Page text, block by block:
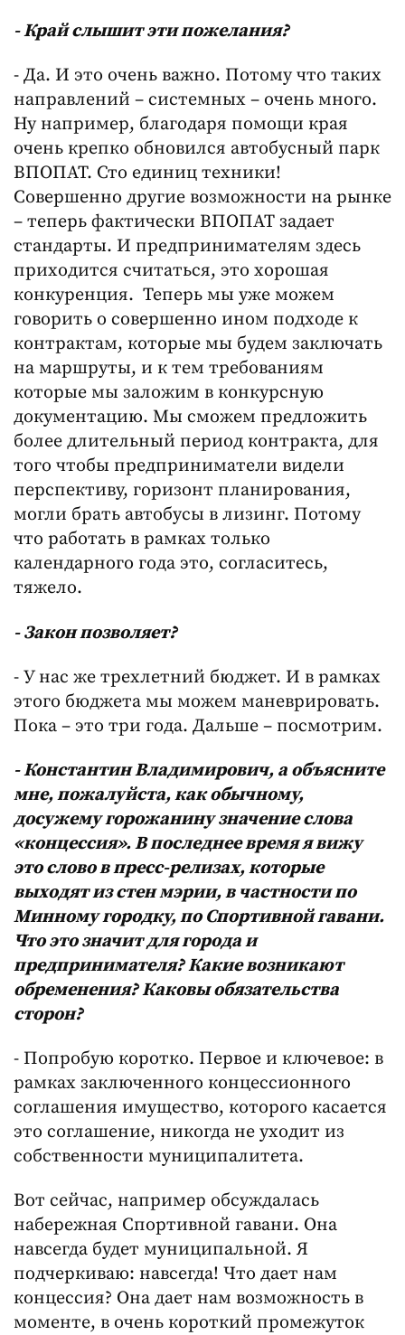
- Край слышит эти пожелания?
- Да. И это очень важно. Потому что таких
направлений – системных – очень много.
Ну например, благодаря помощи края
очень крепко обновился автобусный парк
ВПОПАТ. Сто единиц техники!
Совершенно другие возможности на рынке
– теперь фактически ВПОПАТ задает
стандарты. И предпринимателям здесь
приходится считаться, это хорошая
конкуренция. Теперь мы уже можем
говорить о совершенно ином подходе к
контрактам, которые мы будем заключать
на маршруты, и к тем требованиям
которые мы заложим в конкурсную
документацию. Мы сможем предложить
более длительный период контракта, для
того чтобы предприниматели видели
перспективу, горизонт планирования,
могли брать автобусы в лизинг. Потому
что работать в рамках только
календарного года это, согласитесь,
тяжело.
- Закон позволяет?
- У нас же трехлетний бюджет. И в рамках
этого бюджета мы можем маневрировать.
Пока – это три года. Дальше – посмотрим.
- Константин Владимирович, а объясните
мне, пожалуйста, как обычному,
досужему горожанину значение слова
«концессия». В последнее время я вижу
это слово в пресс-релизах, которые
выходят из стен мэрии, в частности по
Минному городку, по Спортивной гавани.
Что это значит для города и
предпринимателя? Какие возникают
обременения? Каковы обязательства
сторон?
- Попробую коротко. Первое и ключевое: в
рамках заключенного концессионного
соглашения имущество, которого касается
это соглашение, никогда не уходит из
собственности муниципалитета.
Вот сейчас, например обсуждалась
набережная Спортивной гавани. Она
навсегда будет муниципальной. Я
подчеркиваю: навсегда! Что дает нам
концессия? Она дает нам возможность в
моменте, в очень короткий промежуток